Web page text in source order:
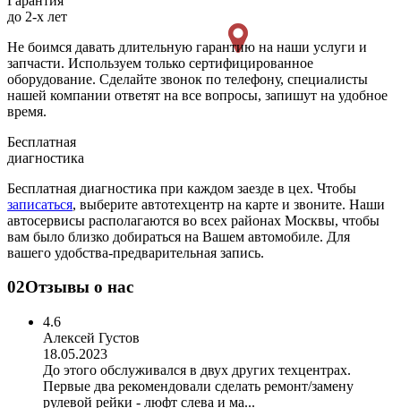
до 2-х лет
Не боимся давать длительную гарантию на наши услуги и
запчасти. Используем только сертифицированное
оборудование. Сделайте звонок по телефону, специалисты
нашей компании ответят на все вопросы, запишут на удобное
время.
Бесплатная
диагностика
Бесплатная диагностика при каждом заезде в цех. Чтобы
записаться, выберите автотехцентр на карте и звоните. Наши
автосервисы располагаются во всех районах Москвы, чтобы
вам было близко добираться на Вашем автомобиле. Для
вашего удобства-предварительная запись.
02Отзывы о нас
4.6
Алексей Густов
18.05.2023
До этого обслуживался в двух других техцентрах.
Первые два рекомендовали сделать ремонт/замену
рулевой рейки - люфт слева и ма...